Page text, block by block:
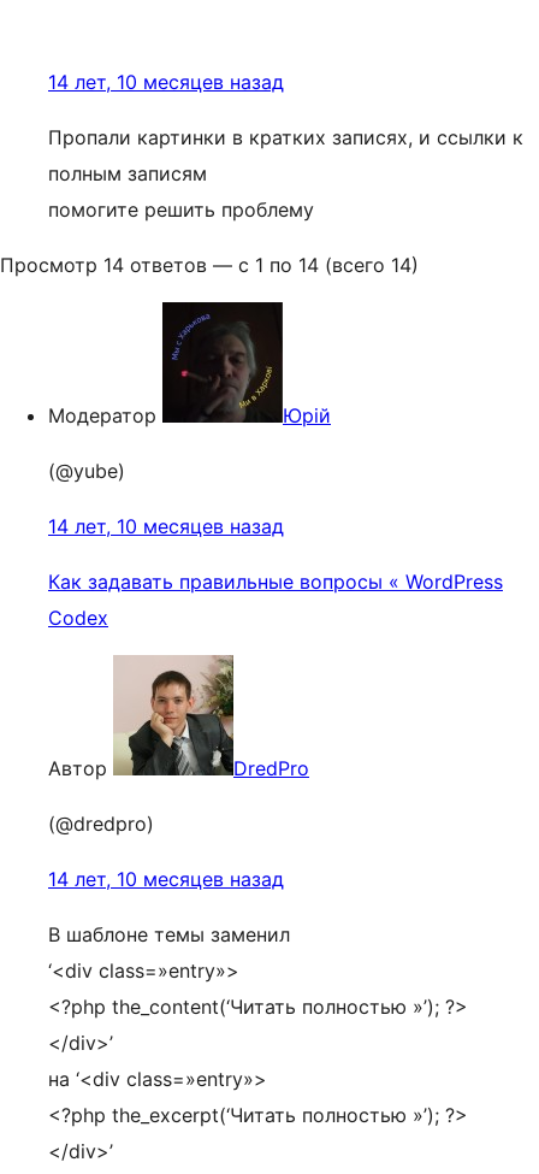
14 лет, 10 месяцев назад
Пропали картинки в кратких записях, и ссылки к
полным записям
помогите решить проблему
Просмотр 14 ответов — с 1 по 14 (всего 14)
Модератор Юрій
(@yube)
14 лет, 10 месяцев назад
Как задавать правильные вопросы « WordPress
Codex
Автор DredPro
(@dredpro)
14 лет, 10 месяцев назад
В шаблоне темы заменил
‘<div class=»entry»>
<?php the_content(‘Читать полностью »’); ?>
</div>’
на ‘<div class=»entry»>
<?php the_excerpt(‘Читать полностью »’); ?>
</div>’